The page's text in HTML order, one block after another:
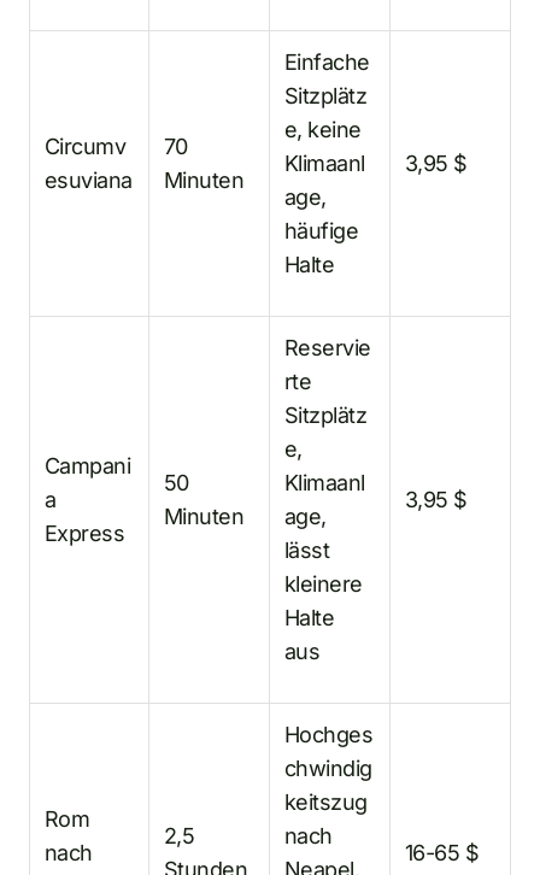
Circumv
esuviana
70
Minuten
Einfache
Sitzplätz
e, keine
Klimaanl
age,
häufige
Halte
3,95 $
Campani
a
Express
50
Minuten
Reservie
rte
Sitzplätz
e,
Klimaanl
age,
lässt
kleinere
Halte
aus
3,95 $
Rom
nach
2,5
Hochges
chwindig
keitszug
nach
16-65 $